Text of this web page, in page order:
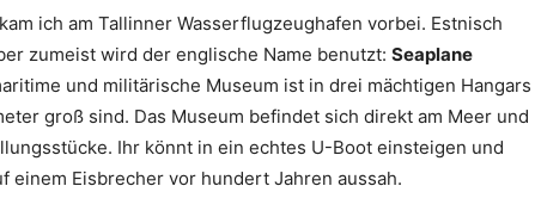
ich am Tallinner Wasserflugzeughafen vorbei. Estnisch
zumeist wird der englische Name benutzt: Seaplane
und militärische Museum ist in drei mächtigen Hangars
groß sind. Das Museum befindet sich direkt am Meer und
Ihr könnt in ein echtes U-Boot einsteigen und
einem Eisbrecher vor hundert Jahren aussah.